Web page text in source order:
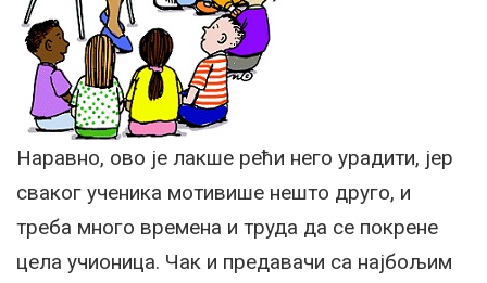
Наравно, ово је лакше рећи него урадити, јер
сваког ученика мотивише нешто друго, и
треба много времена и труда да се покрене
цела учионица. Чак и предавачи са најбољим